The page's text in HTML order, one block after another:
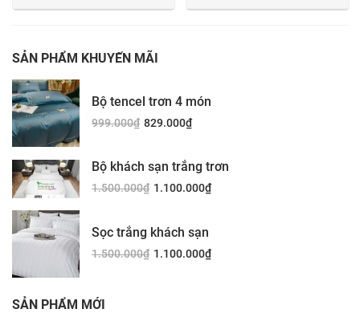
SẢN PHẨM KHUYẾN MÃI
Bộ tencel trơn 4 món
999.000₫ 829.000₫
Bộ khách sạn trắng trơn
1.500.000₫ 1.100.000₫
Sọc trắng khách sạn
1.500.000₫ 1.100.000₫
SẢN PHẨM MỚI